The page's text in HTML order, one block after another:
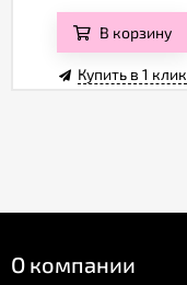
В корзину
Купить в 1 клик
О компании